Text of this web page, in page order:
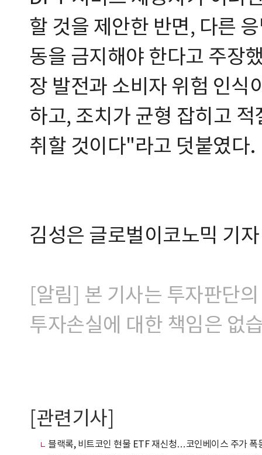
할 것을 제안한 반면, 다른
동을 금지해야 한다고 주장
장 발전과 소비자 위험 인식
하고, 조치가 균형 잡히고
취할 것이다"라고 덧붙였다.
김성은 글로벌이코노믹
[알림] 본 기사는 투자판단
투자손실에 대한 책임은 없
[관련기사]
블랙록, 비트코인 현물 ETF 재신청…코인베이스 주가 폭